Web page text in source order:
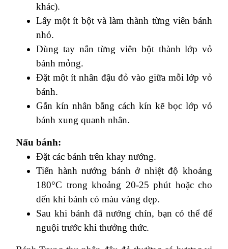
khác).
Lấy một ít bột và làm thành từng viên bánh
nhỏ.
Dùng tay nắn từng viên bột thành lớp vỏ
bánh mỏng.
Đặt một ít nhân đậu đỏ vào giữa mỗi lớp vỏ
bánh.
Gắn kín nhân bằng cách kín kẽ bọc lớp vỏ
bánh xung quanh nhân.
Nấu bánh:
Đặt các bánh trên khay nướng.
Tiến hành nướng bánh ở nhiệt độ khoảng
180°C trong khoảng 20-25 phút hoặc cho
đến khi bánh có màu vàng đẹp.
Sau khi bánh đã nướng chín, bạn có thể để
nguội trước khi thưởng thức.